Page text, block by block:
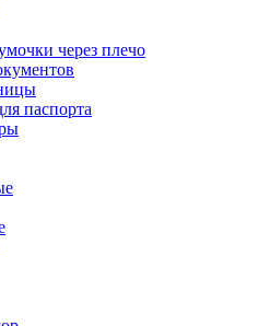
через плечо
паспорта